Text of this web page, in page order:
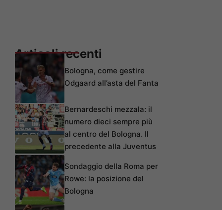
Articoli recenti
Bologna, come gestire
Odgaard all’asta del Fanta
Bernardeschi mezzala: il
numero dieci sempre più
al centro del Bologna. Il
precedente alla Juventus
Sondaggio della Roma per
Rowe: la posizione del
Bologna